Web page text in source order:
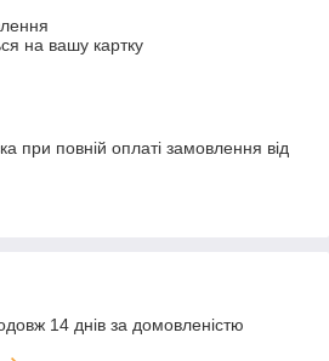
на вашу картку
при повній оплаті замовлення від
14 днів за домовленістю